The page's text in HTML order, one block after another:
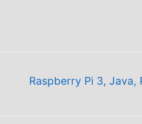
Next
Raspberry Pi 3, Java,